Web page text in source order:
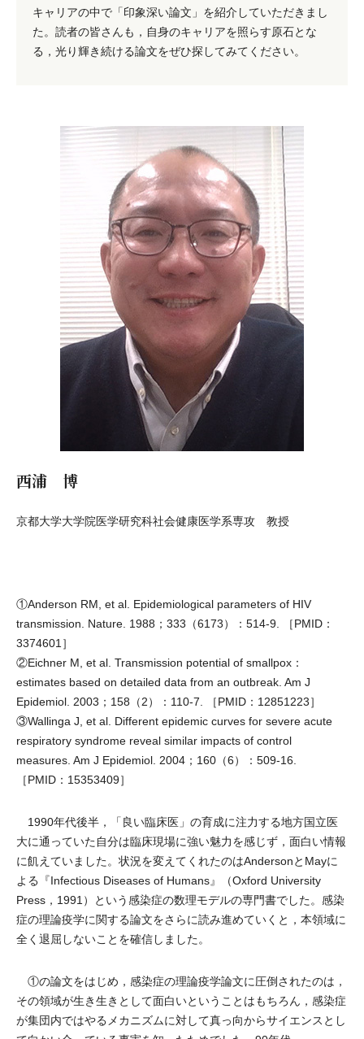
キャリアの中で「印象深い論文」を紹介していただきまし
た。読者の皆さんも，自身のキャリアを照らす原石とな
る，光り輝き続ける論文をぜひ探してみてください。
西浦 博
京都大学大学院医学研究科社会健康医学系専攻 教授
①Anderson RM, et al. Epidemiological parameters of HIV
transmission. Nature. 1988；333（6173）：514-9. ［PMID：
3374601］
②Eichner M, et al. Transmission potential of smallpox：
estimates based on detailed data from an outbreak. Am J
Epidemiol. 2003；158（2）：110-7. ［PMID：12851223］
③Wallinga J, et al. Different epidemic curves for severe acute
respiratory syndrome reveal similar impacts of control
measures. Am J Epidemiol. 2004；160（6）：509-16.
［PMID：15353409］
1990年代後半，「良い臨床医」の育成に注力する地方国立医
大に通っていた自分は臨床現場に強い魅力を感じず，面白い情報
に飢えていました。状況を変えてくれたのはAndersonとMayに
よる『Infectious Diseases of Humans』（Oxford University
Press，1991）という感染症の数理モデルの専門書でした。感染
症の理論疫学に関する論文をさらに読み進めていくと，本領域に
全く退屈しないことを確信しました。
①の論文をはじめ，感染症の理論疫学論文に圧倒されたのは，
その領域が生き生きとして面白いということはもちろん，感染症
が集団内ではやるメカニズムに対して真っ向からサイエンスとし